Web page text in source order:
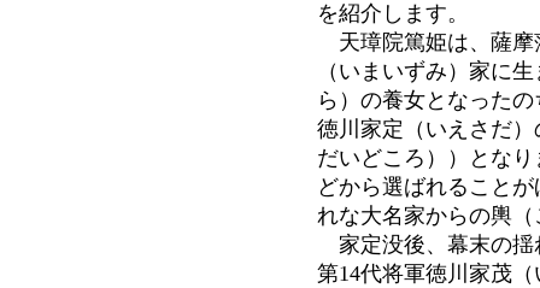
を紹介します。
天璋院篤姫は、薩
（いまいずみ）家に
ら）の養女となった
徳川家定（いえさだ
だいどころ））とな
どから選ばれること
れな大名家からの輿
家定没後、幕末の
第14代将軍徳川家茂